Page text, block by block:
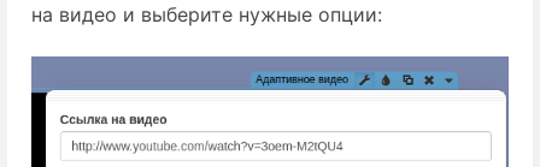
на видео и выберите нужные опции: